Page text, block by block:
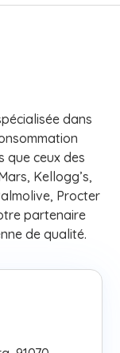
dans
que ceux des
Kellogg’s,
Procter
partenaire
de qualité.